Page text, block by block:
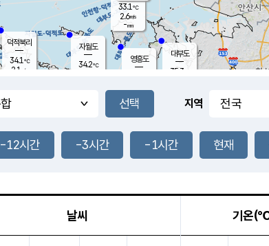
풍도
0.8m/s
33.1℃
2.6m/s
-mm
영흥도
자월도
34.2℃
35.4
℃
대부도
35.3
덕적북리
34.1℃
2.1 m/s
지역
-12시간 -3시간 -1시간 현재
날씨 기온